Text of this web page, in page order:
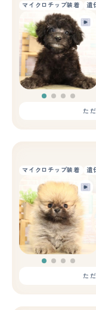
マイクロチップ装着 遺
た
マイクロチップ装着 遺
た